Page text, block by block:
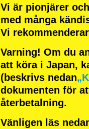
Vi är pionjärer
med många
Vi
Varning! Om du
att köra i Japan,
(beskrivs nedan
dokumenten för
återbetalning.
Vänligen läs